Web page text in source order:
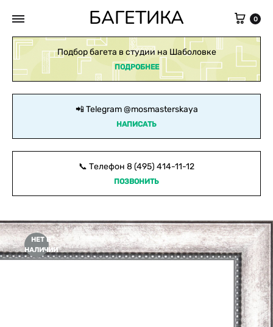
БАГЕТИКА 0
Подбор багета в студии на Шаболовке
ПОДРОБНЕЕ
📲 Telegram@mosmasterskaya
НАПИСАТЬ
📞 Телефон 8 (495) 414-11-12
ПОЗВОНИТЬ
НЕТ В
НАЛИЧИИ